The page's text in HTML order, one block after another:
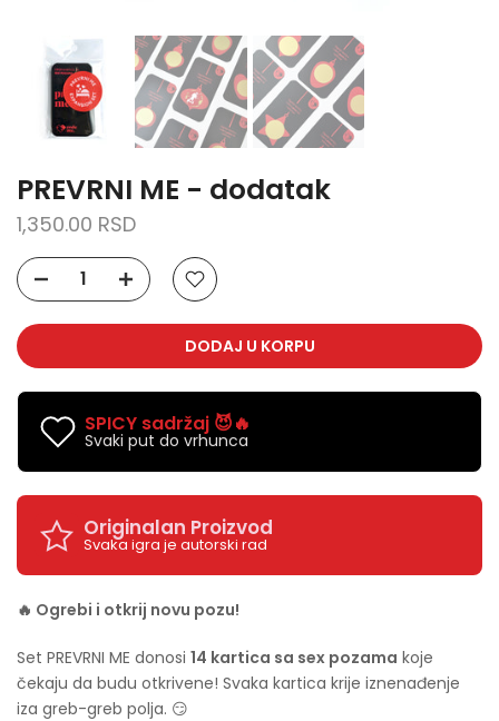
PREVRNI ME - dodatak
1,350.00 RSD
DODAJ U KORPU
SPICY sadržaj 😈🔥
Svaki put do vrhunca
Originalan Proizvod
Svaka igra je autorski rad
🔥 Ogrebi i otkrij novu pozu!
Set PREVRNI ME donosi 14 kartica sa sex pozama koje
čekaju da budu otkrivene! Svaka kartica krije iznenađenje
iza greb-greb polja. 😏